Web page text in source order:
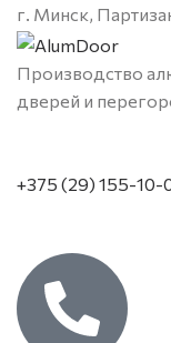
г. Минск,
Производство
дверей и
+375 (29) 155-10-